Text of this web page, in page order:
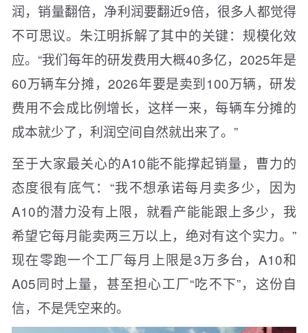
润，销量翻倍，净利润要翻近9倍，很多人都觉得
不可思议。朱江明拆解了其中的关键：规模化效
应。“我们每年的研发费用大概40多亿，2025年是
60万辆车分摊，2026年要是卖到100万辆，研发
费用不会成比例增长，这样一来，每辆车分摊的
成本就少了，利润空间自然就出来了。”
至于大家最关心的A10能不能撑起销量，曹力的
态度很有底气：“我不想承诺每月卖多少，因为
A10的潜力没有上限，就看产能能跟上多少，我
希望它每月能卖两三万以上，绝对有这个实力。”
现在零跑一个工厂每月上限是3万多台，A10和
A05同时上量，甚至担心工厂“吃不下”，这份自
信，不是凭空来的。